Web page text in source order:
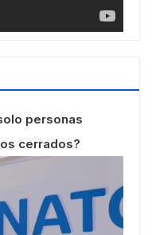
personas
cerrados?